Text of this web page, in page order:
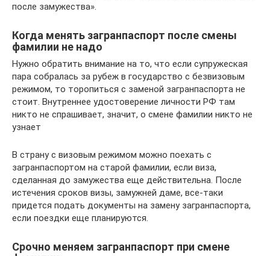
после замужества».
Когда менять загранпаспорт после смены
фамилии не надо
Нужно обратить внимание на то, что если супружеская
пара собралась за рубеж в государство с безвизовым
режимом, то торопиться с заменой загранпаспорта не
стоит. Внутреннее удостоверение личности РФ там
никто не спрашивает, значит, о смене фамилии никто не
узнает
В страну с визовым режимом можно поехать с
загранпаспортом на старой фамилии, если виза,
сделанная до замужества еще действительна. После
истечения сроков визы, замужней даме, все-таки
придется подать документы на замену загранпаспорта,
если поездки еще планируются.
Срочно меняем загранпаспорт при смене